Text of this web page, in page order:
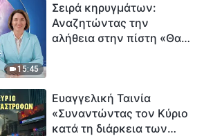
15:45
Σειρά κηρυγμάτων:
Αναζητώντας την
αλήθεια στην πίστη «Θα
Ευαγγελική Ταινία
«Συναντώντας τον Κύριο
κατά τη διάρκεια των